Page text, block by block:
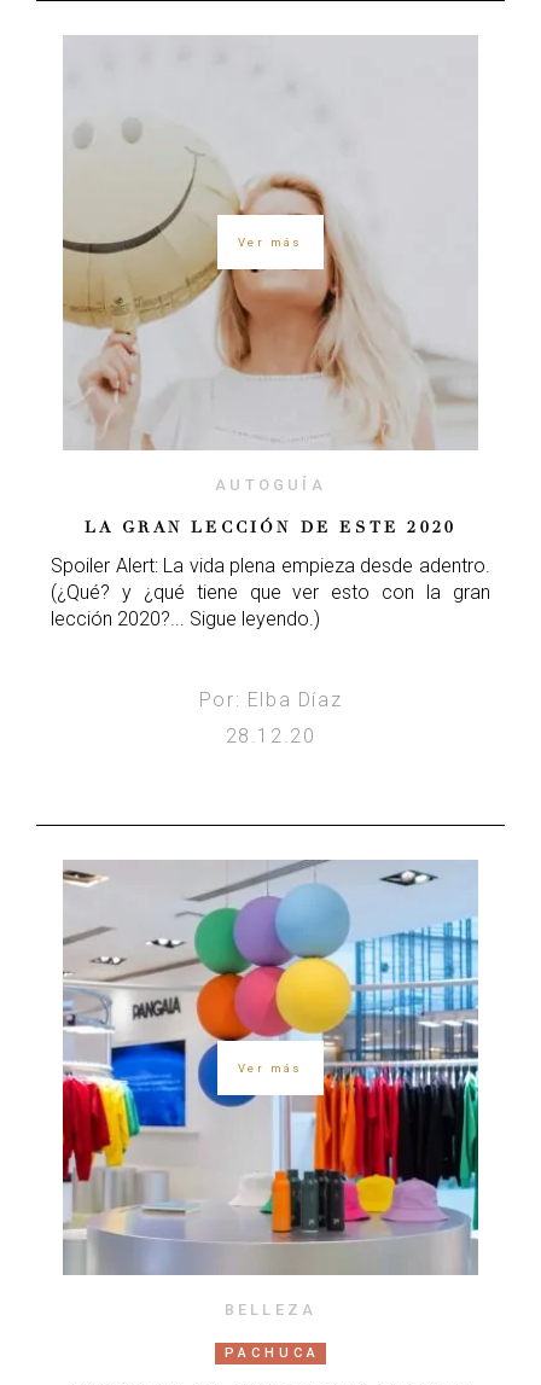
Ver más
AUTOGUÍA
LA GRAN LECCIÓN DE ESTE 2020
Spoiler Alert: La vida plena empieza desde adentro.
(¿Qué? y ¿qué tiene que ver esto con la gran
lección 2020?... Sigue leyendo.)
Por: Elba Díaz
28.12.20
Ver más
BELLEZA
PACHUCA